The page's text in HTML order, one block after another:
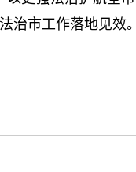
治市工作落地见效。